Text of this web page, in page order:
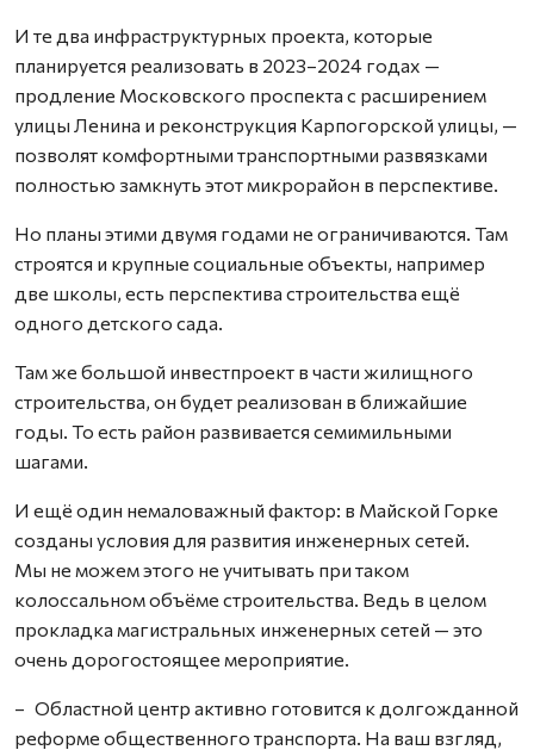
И те два инфраструктурных проекта, которые
планируется реализовать в 2023–2024 годах —
продление Московского проспекта с расширением
улицы Ленина и реконструкция Карпогорской улицы, —
позволят комфортными транспортными развязками
полностью замкнуть этот микрорайон в перспективе.
Но планы этими двумя годами не ограничиваются. Там
строятся и крупные социальные объекты, например
две школы, есть перспектива строительства ещё
одного детского сада.
Там же большой инвестпроект в части жилищного
строительства, он будет реализован в ближайшие
годы. То есть район развивается семимильными
шагами.
И ещё один немаловажный фактор: в Майской Горке
созданы условия для развития инженерных сетей.
Мы не можем этого не учитывать при таком
колоссальном объёме строительства. Ведь в целом
прокладка магистральных инженерных сетей — это
очень дорогостоящее мероприятие.
– Областной центр активно готовится к долгожданной
реформе общественного транспорта. На ваш взгляд,